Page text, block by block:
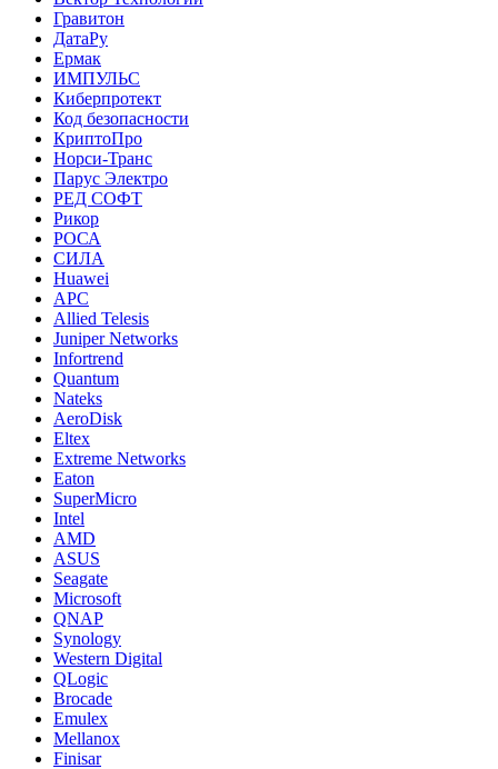
Гравитон
ДатаРу
Ермак
ИМПУЛЬС
Киберпротект
Код безопасности
КриптоПро
Норси-Транс
Парус Электро
РЕД СОФТ
Рикор
РОСА
СИЛА
Huawei
APC
Allied Telesis
Juniper Networks
Infortrend
Quantum
Nateks
AeroDisk
Eltex
Extreme Networks
Eaton
SuperMicro
Intel
AMD
ASUS
Seagate
Microsoft
QNAP
Synology
Western Digital
QLogic
Brocade
Emulex
Mellanox
Finisar